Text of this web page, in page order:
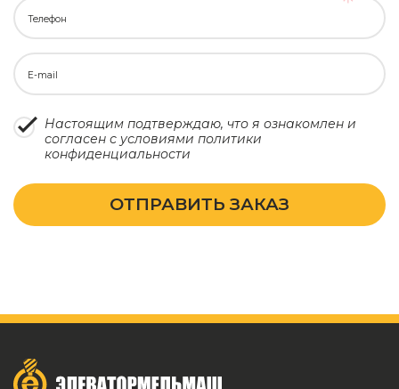
Телефон
E-mail
Настоящим подтверждаю, что я ознакомлен и
согласен с условиями политики
конфиденциальности
ОТПРАВИТЬ ЗАКАЗ